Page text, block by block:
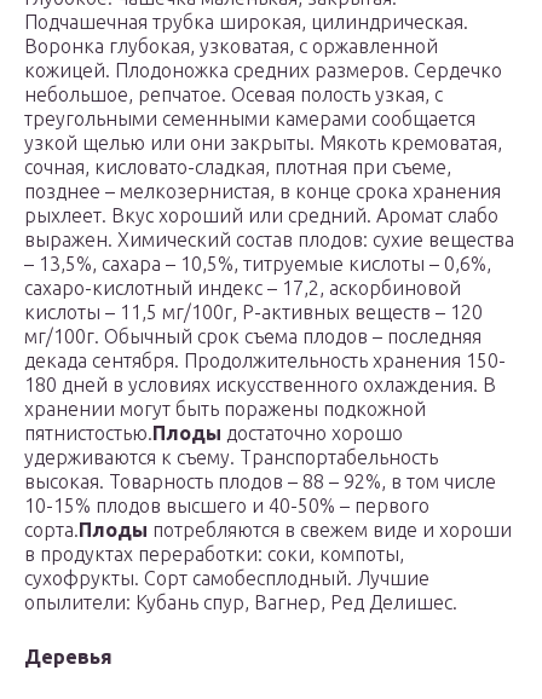
Подчашечная трубка широкая, цилиндрическая.
Воронка глубокая, узковатая, с оржавленной
кожицей. Плодоножка средних размеров. Сердечко
небольшое, репчатое. Осевая полость узкая, с
треугольными семенными камерами сообщается
узкой щелью или они закрыты. Мякоть кремоватая,
сочная, кисловато-сладкая, плотная при съеме,
позднее – мелкозернистая, в конце срока хранения
рыхлеет. Вкус хороший или средний. Аромат слабо
выражен. Химический состав плодов: сухие вещества
– 13,5%, сахара – 10,5%, титруемые кислоты – 0,6%,
сахаро-кислотный индекс – 17,2, аскорбиновой
кислоты – 11,5 мг/100г, Р-активных веществ – 120
мг/100г. Обычный срок съема плодов – последняя
декада сентября. Продолжительность хранения 150-
180 дней в условиях искусственного охлаждения. В
хранении могут быть поражены подкожной
пятнистостью.Плоды достаточно хорошо
удерживаются к съему. Транспортабельность
высокая. Товарность плодов – 88 – 92%, в том числе
10-15% плодов высшего и 40-50% – первого
сорта.Плоды потребляются в свежем виде и хороши
в продуктах переработки: соки, компоты,
сухофрукты. Сорт самобесплодный. Лучшие
опылители: Кубань спур, Вагнер, Ред Делишес.
Деревья